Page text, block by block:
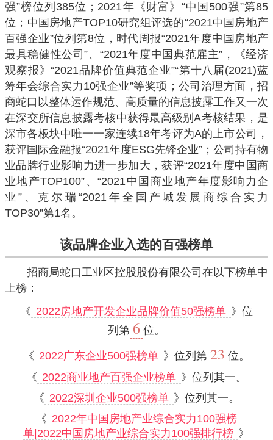
强”榜位列385位；2021年《财富》“中国500强”第85
位；中国房地产TOP10研究组评选的“2021中国房地产
百强企业”位列第8位，时代周报“2021年度中国房地产
最具稳健性公司”、“2021年度中国典范雇主”，《经济
观察报》“2021品牌价值典范企业”“第十八届(2021)蓝
筹年会综合实力10强企业”等奖项；公司治理方面，招
商蛇口以整体运作规范、高质量的信息披露工作又一次
在深交所信息披露考核中获得最高级别A考核结果，是
深市各板块中唯一一家连续18年考评为A的上市公司，
获评国际金融报“2021年度ESG先锋企业”；公司持有物
业品牌行业影响力进一步加大，获评“2021年度中国商
业地产TOP100”、“2021中国商业地产年度影响力企
业”、克尔瑞“2021年全国产城发展商综合实力
TOP30”第1名。
该品牌企业入选的百强榜单
招商局蛇口工业区控股股份有限公司在以下榜单中
上榜：
《 2022房地产开发企业品牌价值50强榜单 》位
列第 6 位。
《 2022广东企业500强榜单 》位列第 23 位。
《 2022商业地产百强企业榜单 》位列其一。
《 2022深圳企业500强榜单 》位列其一。
《 2022年中国房地产业综合实力100强榜
单|2022中国房地产业综合实力100强排行榜 》